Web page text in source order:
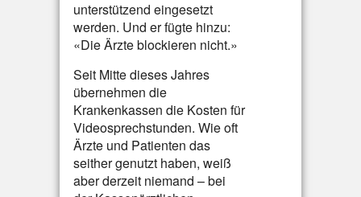
unterstützend eingesetzt
werden. Und er fügte hinzu:
«Die Ärzte blockieren nicht.»
Seit Mitte dieses Jahres
übernehmen die
Krankenkassen die Kosten für
Videosprechstunden. Wie oft
Ärzte und Patienten das
seither genutzt haben, weiß
aber derzeit niemand – bei